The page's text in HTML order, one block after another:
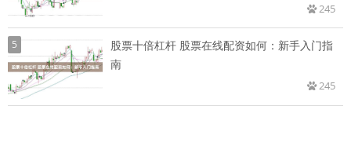
245
5
股票十倍杠杆 股票在线配资如何：新手入门指
南
245